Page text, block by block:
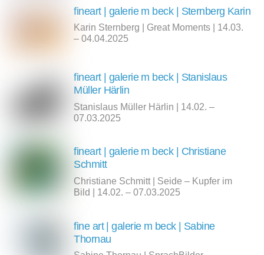
fineart | galerie m beck | Sternberg Karin
Karin Sternberg | Great Moments | 14.03.
– 04.04.2025
fineart | galerie m beck | Stanislaus
Müller Härlin
Stanislaus Müller Härlin | 14.02. –
07.03.2025
fineart | galerie m beck | Christiane
Schmitt
Christiane Schmitt | Seide – Kupfer im
Bild | 14.02. – 07.03.2025
fine art | galerie m beck | Sabine
Thornau